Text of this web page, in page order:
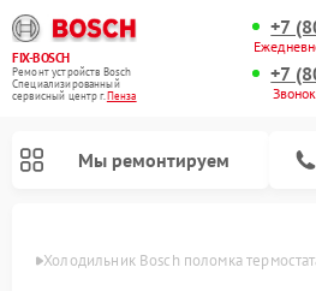
FIX-BOSCH
Ремонт устройств Bosch
Специализированный
cервисный центр г.Пенза
+7
+7
Мы ремонтируем
Холодильник Bosch поломка